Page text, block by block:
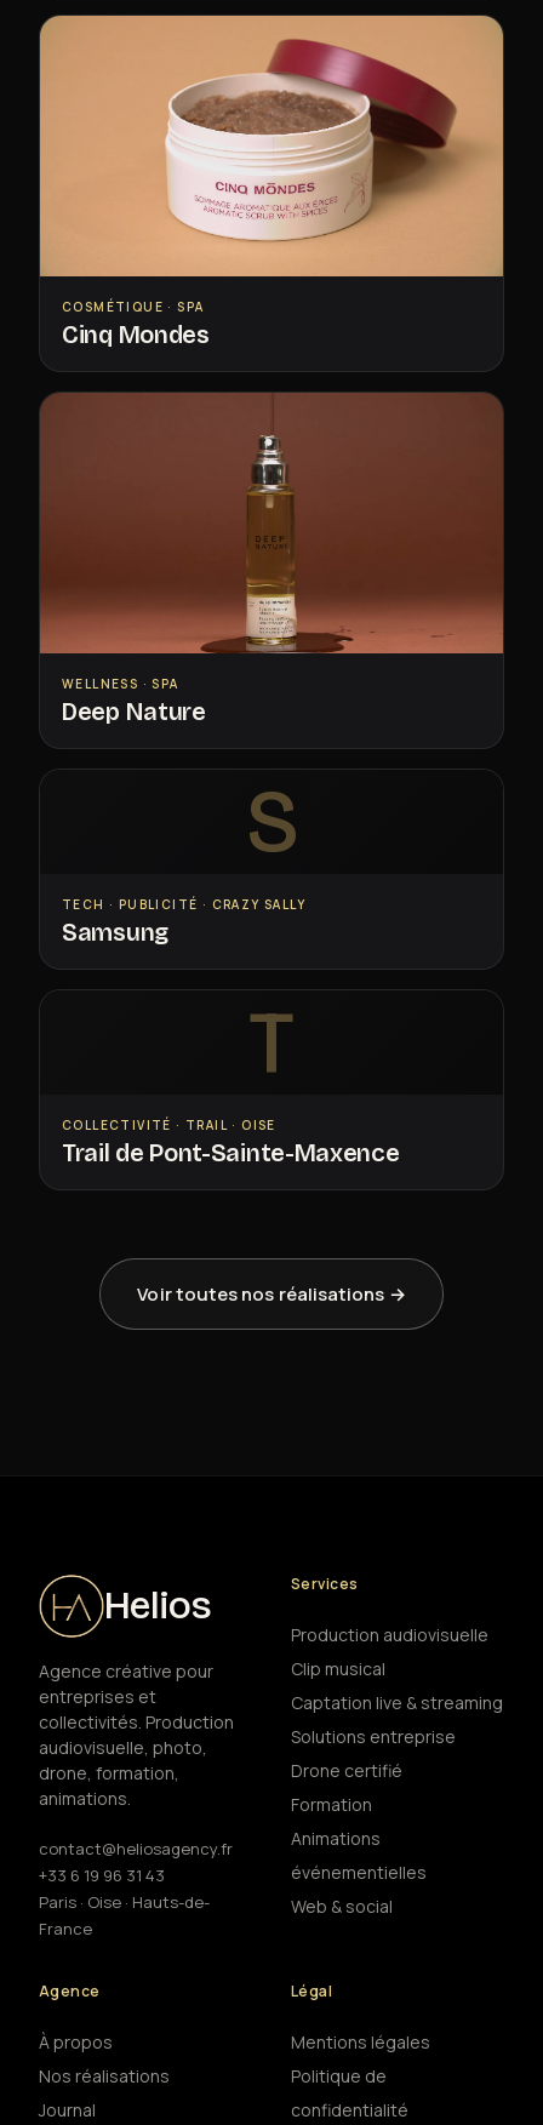
COSMÉTIQUE · SPA
Cinq Mondes
WELLNESS · SPA
Deep Nature
S
TECH · PUBLICITÉ · CRAZY SALLY
Samsung
T
COLLECTIVITÉ · TRAIL · OISE
Trail de Pont-Sainte-Maxence
Voir toutes nos réalisations →
Helios
Agence créative pour
entreprises et
collectivités. Production
audiovisuelle, photo,
drone, formation,
animations.
contact@heliosagency.fr
+33 6 19 96 31 43
Paris · Oise · Hauts-de-
France
Services
Production audiovisuelle
Clip musical
Captation live & streaming
Solutions entreprise
Drone certifié
Formation
Animations
événementielles
Web & social
Agence
À propos
Nos réalisations
Journal
Légal
Mentions légales
Politique de
confidentialité